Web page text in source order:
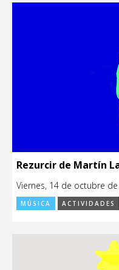
Rezurcir de Martín
Viernes, 14 de octubre
MÚSICA ACTIVIDADES